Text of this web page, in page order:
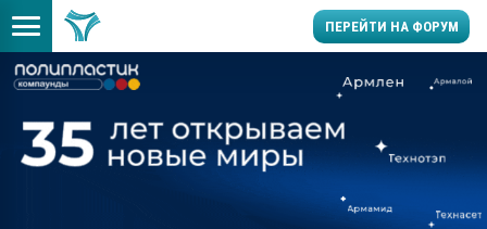
ПЕРЕЙТИ НА ФОРУМ
производство SPC
заводу пластмасс"